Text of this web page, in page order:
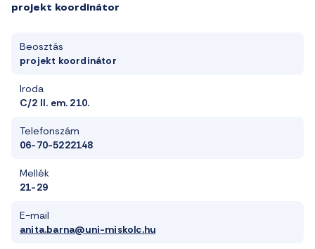
projekt koordinátor
Beosztás
projekt koordinátor
Iroda
C/2 II. em. 210.
Telefonszám
06-70-5222148
Mellék
21-29
E-mail
anita.barna@uni-miskolc.hu